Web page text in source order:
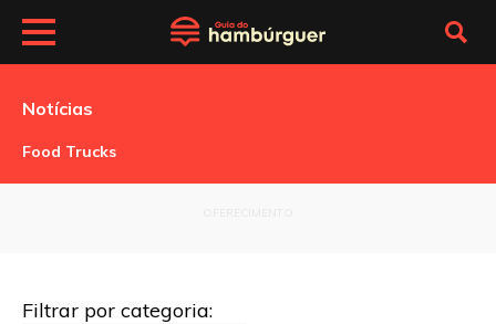
Notícias
Food Trucks
Filtrar por categoria: